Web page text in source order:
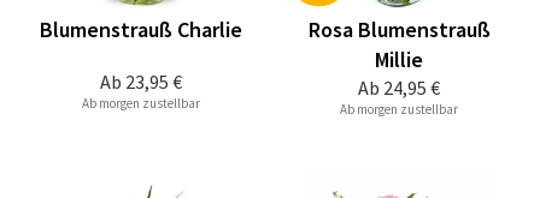
Ab 23,95 €
Blumenstrauß Charlie
Ab morgen zustellbar
Ab 24,95 €
Rosa Blumenstrauß
Millie
Ab morgen zustellbar